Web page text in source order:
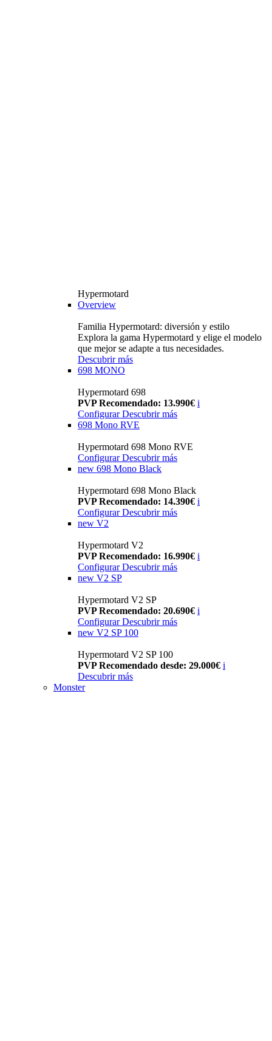
Hypermotard
Overview
Familia Hypermotard: diversión y estilo
Explora la gama Hypermotard y elige el modelo
que mejor se adapte a tus necesidades.
Descubrir más
698 MONO
Hypermotard 698
PVP Recomendado: 13.990€ i
ConfigurarDescubrir más
698 Mono RVE
Hypermotard 698 Mono RVE
Configurar Descubrir más
new 698 Mono Black
Hypermotard 698 Mono Black
PVP Recomendado: 14.390€ i
Configurar Descubrir más
new V2
Hypermotard V2
PVP Recomendado: 16.990€ i
Configurar Descubrir más
new V2 SP
Hypermotard V2 SP
PVP Recomendado: 20.690€ i
Configurar Descubrir más
new V2 SP 100
Hypermotard V2 SP 100
PVP Recomendado desde: 29.000€ i
Descubrir más
Monster